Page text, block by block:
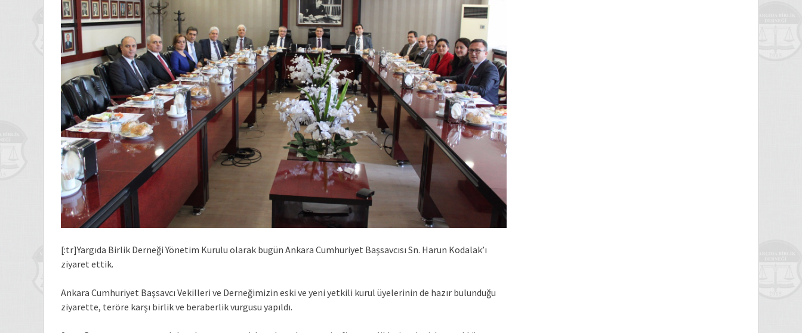
[:tr]Yargıda Birlik Derneği Yönetim Kurulu olarak bugün Ankara Cumhuriyet Başsavcısı Sn. Harun Kodalak’ı
ziyaret ettik.
Ankara Cumhuriyet Başsavcı Vekilleri ve Derneğimizin eski ve yeni yetkili kurul üyelerinin de hazır bulunduğu
ziyarette, teröre karşı birlik ve beraberlik vurgusu yapıldı.